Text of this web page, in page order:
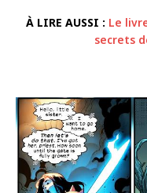
À LIRE AUSSI : Le
secrets